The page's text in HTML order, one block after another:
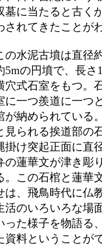
墓に当たると古く
されてきたことが
の水泥古墳は直径
5mの円墳で、長さ
穴式石室をもつ。
に一つ羨道に一つ
が納められている
見られる挨道部の
掛け突起正面に直
の蓮華文が津き彫
。この石棺と蓮華
は、飛鳥時代に仏
活のいろいろな場
った様子を物語る
資料ということが